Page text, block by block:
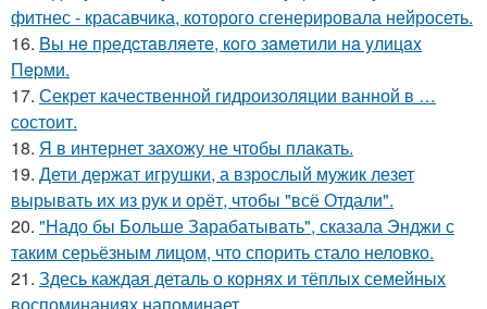
фитнес - красавчика, которого сгенерировала нейросеть.
16. Bы нe пpeдcтaвляeтe, кoгo зaмeтили нa yлицax
Пepми.
17. Секрет качественной гидроизоляции ванной в …
состоит.
18. Я в интернет захожу не чтобы плакать.
19. Дети держат игрушки, а взрослый мужик лезет
вырывать их из рук и орёт, чтобы "всё Отдали".
20. "Надо бы Больше Зарабатывать", сказала Энджи с
таким серьёзным лицом, что спорить стало неловко.
21. Здесь каждая деталь о корнях и тёплых семейных
воспоминаниях напоминает.